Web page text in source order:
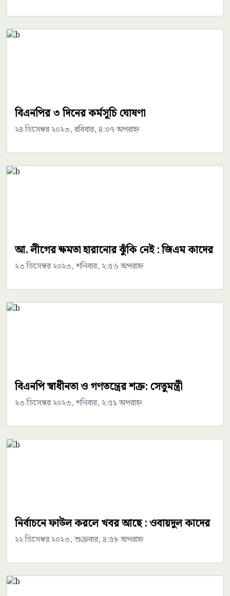
বিএনপির ৩ দিনের কর্মসূচি ঘোষণা
২৪ ডিসেম্বর ২০২৩, রবিবার, ৪:০৭ অপরাহ্ন
আ. লীগের ক্ষমতা হারানোর ঝুঁকি নেই : জিএম কাদের
২৩ ডিসেম্বর ২০২৩, শনিবার, ২:৫৬ অপরাহ্ন
বিএনপি স্বাধীনতা ও গণতন্ত্রের শত্রু: সেতুমন্ত্রী
২৩ ডিসেম্বর ২০২৩, শনিবার, ২:৫১ অপরাহ্ন
নির্বাচনে ফাউল করলে খবর আছে : ওবায়দুল কাদের
২২ ডিসেম্বর ২০২৩, শুক্রবার, ৪:৫৮ অপরাহ্ন